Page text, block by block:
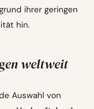
ihrer geringen
hin.
weltweit
Auswahl von